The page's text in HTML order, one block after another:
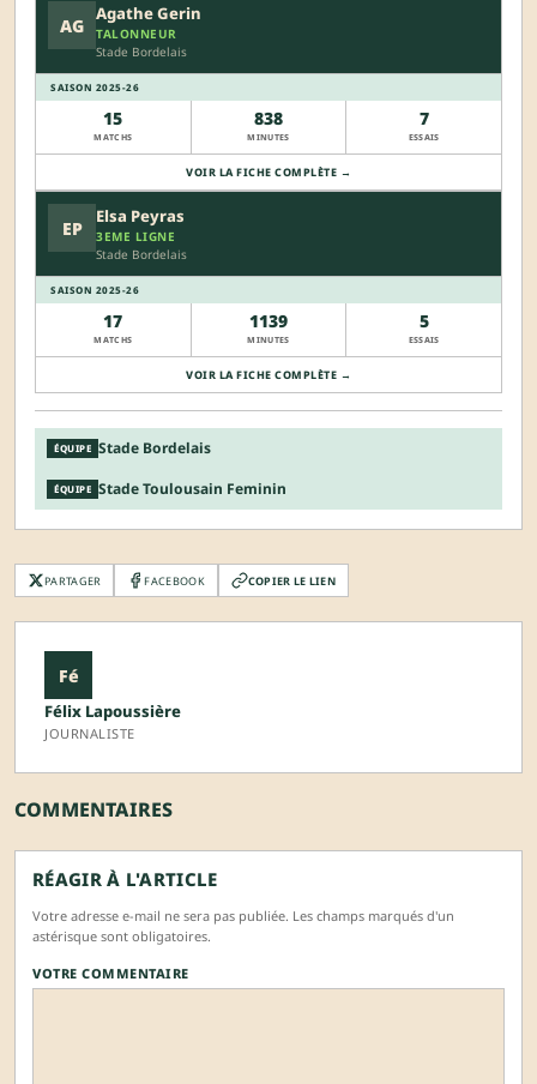
AG
Agathe Gerin
TALONNEUR
Stade Bordelais
SAISON 2025-26
15
MATCHS
838
MINUTES
7
ESSAIS
VOIR LA FICHE COMPLÈTE →
EP
Elsa Peyras
3EME LIGNE
Stade Bordelais
SAISON 2025-26
17
MATCHS
1139
MINUTES
5
ESSAIS
VOIR LA FICHE COMPLÈTE →
ÉQUIPE Stade Bordelais
ÉQUIPE Stade Toulousain Feminin
PARTAGER FACEBOOK COPIER LE LIEN
Fé
Félix Lapoussière
JOURNALISTE
COMMENTAIRES
RÉAGIR À L'ARTICLE
Votre adresse e-mail ne sera pas publiée. Les champs marqués d'un
astérisque sont obligatoires.
VOTRE COMMENTAIRE